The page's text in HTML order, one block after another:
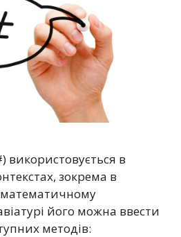
використовується в
зокрема в
математичному
його можна ввести
методів: